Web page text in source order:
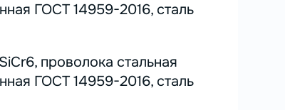
ГОСТ 14959-2016, сталь
проволока стальная
ГОСТ 14959-2016, сталь